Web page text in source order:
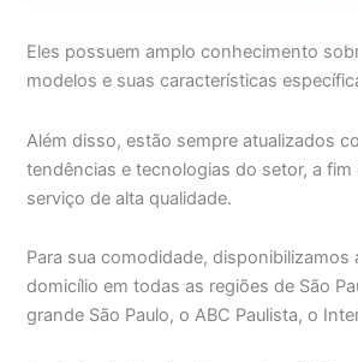
Eles possuem amplo conhecimento
modelos e suas características
Além disso, estão sempre atualizados
tendências e tecnologias do setor, a fim
serviço de alta qualidade.
Para sua comodidade, disponibilizamos
domicílio em todas as regiões de São
grande São Paulo, o ABC Paulista, o